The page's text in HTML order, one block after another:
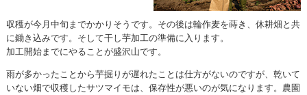
収穫が今月中旬までかかりそうです。その後は輪作麦を蒔き、休耕畑と共
に鋤き込みです。そして干し芋加工の準備に入ります。
加工開始までにやることが盛沢山です。
雨が多かったことから芋掘りが遅れたことは仕方がないのですが、乾いて
いない畑で収穫したサツマイモは、保存性が悪いのが気になります。農園